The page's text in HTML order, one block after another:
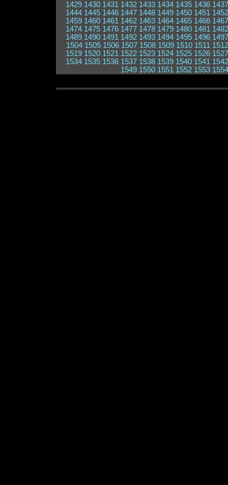
1429 1430 1431 1432 1433 1434 1435 1436 1437
1444 1445 1446 1447 1448 1449 1450 1451 1452
1459 1460 1461 1462 1463 1464 1465 1466 1467
1474 1475 1476 1477 1478 1479 1480 1481 1482
1489 1490 1491 1492 1493 1494 1495 1496 1497
1504 1505 1506 1507 1508 1509 1510 1511 1512
1519 1520 1521 1522 1523 1524 1525 1526 1527
1534 1535 1536 1537 1538 1539 1540 1541 1542
1549 1550 1551 1552 1553 1554